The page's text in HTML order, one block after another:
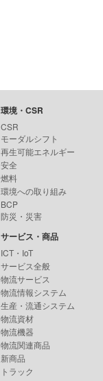
環境・CSR
CSR
モーダルシフト
再生可能エネルギー
安全
燃料
環境への取り組み
BCP
防災・災害
サービス・商品
ICT・IoT
サービス全般
物流サービス
物流情報システム
生産・流通システム
物流資材
物流機器
物流関連商品
新商品
トラック